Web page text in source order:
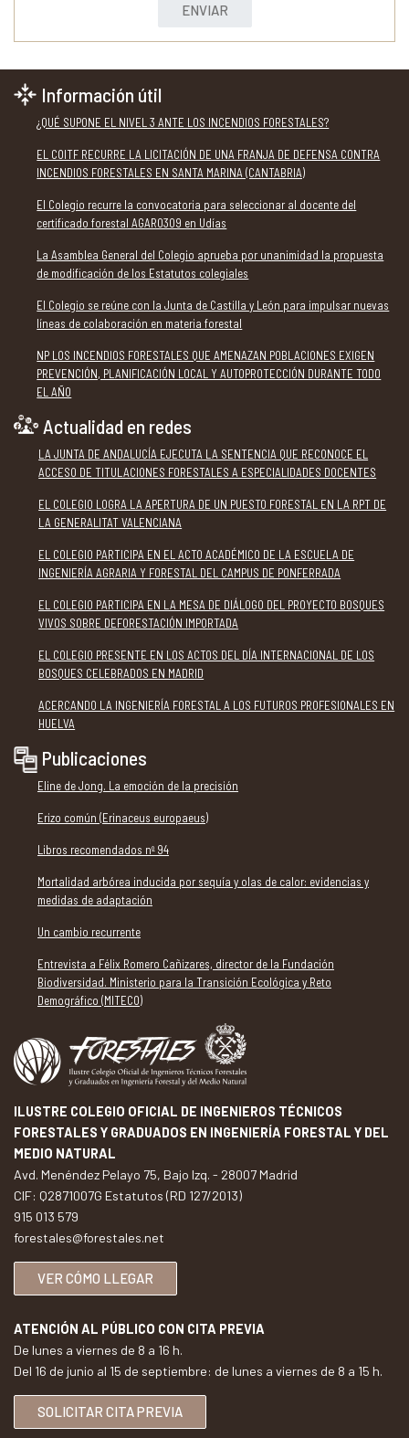
ENVIAR
Información útil
¿QUÉ SUPONE EL NIVEL 3 ANTE LOS INCENDIOS FORESTALES?
EL COITF RECURRE LA LICITACIÓN DE UNA FRANJA DE DEFENSA CONTRA
INCENDIOS FORESTALES EN SANTA MARINA (CANTABRIA)
El Colegio recurre la convocatoria para seleccionar al docente del
certificado forestal AGAR0309 en Udías
La Asamblea General del Colegio aprueba por unanimidad la propuesta
de modificación de los Estatutos colegiales
El Colegio se reúne con la Junta de Castilla y León para impulsar nuevas
líneas de colaboración en materia forestal
NP LOS INCENDIOS FORESTALES QUE AMENAZAN POBLACIONES EXIGEN
PREVENCIÓN, PLANIFICACIÓN LOCAL Y AUTOPROTECCIÓN DURANTE TODO
EL AÑO
Actualidad en redes
LA JUNTA DE ANDALUCÍA EJECUTA LA SENTENCIA QUE RECONOCE EL
ACCESO DE TITULACIONES FORESTALES A ESPECIALIDADES DOCENTES
EL COLEGIO LOGRA LA APERTURA DE UN PUESTO FORESTAL EN LA RPT DE
LA GENERALITAT VALENCIANA
EL COLEGIO PARTICIPA EN EL ACTO ACADÉMICO DE LA ESCUELA DE
INGENIERÍA AGRARIA Y FORESTAL DEL CAMPUS DE PONFERRADA
EL COLEGIO PARTICIPA EN LA MESA DE DIÁLOGO DEL PROYECTO BOSQUES
VIVOS SOBRE DEFORESTACIÓN IMPORTADA
EL COLEGIO PRESENTE EN LOS ACTOS DEL DÍA INTERNACIONAL DE LOS
BOSQUES CELEBRADOS EN MADRID
ACERCANDO LA INGENIERÍA FORESTAL A LOS FUTUROS PROFESIONALES EN
HUELVA
Publicaciones
Eline de Jong. La emoción de la precisión
Erizo común (Erinaceus europaeus)
Libros recomendados nº 94
Mortalidad arbórea inducida por sequía y olas de calor: evidencias y
medidas de adaptación
Un cambio recurrente
Entrevista a Félix Romero Cañizares, director de la Fundación
Biodiversidad. Ministerio para la Transición Ecológica y Reto
Demográfico (MITECO)
ILUSTRE COLEGIO OFICIAL DE INGENIEROS TÉCNICOS
FORESTALES Y GRADUADOS EN INGENIERÍA FORESTAL Y DEL
MEDIO NATURAL
Avd. Menéndez Pelayo 75, Bajo Izq. - 28007 Madrid
CIF: Q2871007G Estatutos (RD 127/2013)
915 013 579
forestales@forestales.net
VER CÓMO LLEGAR
ATENCIÓN AL PÚBLICO CON CITA PREVIA
De lunes a viernes de 8 a 16 h.
Del 16 de junio al 15 de septiembre: de lunes a viernes de 8 a 15 h.
SOLICITAR CITA PREVIA